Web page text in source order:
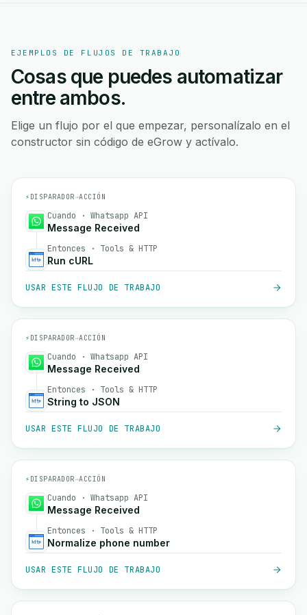
EJEMPLOS DE FLUJOS DE TRABAJO
Cosas que puedes automatizar
entre ambos.
Elige un flujo por el que empezar, personalízalo en el
constructor sin código de eGrow y actívalo.
⚡ DISPARADOR→ACCIÓN
Cuando · Whatsapp API
Message Received
Entonces · Tools & HTTP
Run cURL
USAR ESTE FLUJO DE TRABAJO
⚡ DISPARADOR→ACCIÓN
Cuando · Whatsapp API
Message Received
Entonces · Tools & HTTP
String to JSON
USAR ESTE FLUJO DE TRABAJO
⚡ DISPARADOR→ACCIÓN
Cuando · Whatsapp API
Message Received
Entonces · Tools & HTTP
Normalize phone number
USAR ESTE FLUJO DE TRABAJO